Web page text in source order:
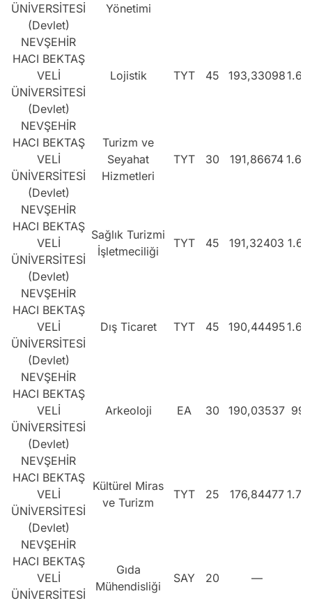
ÜNİVERSİTESİ
(Devlet)
Yönetimi
NEVŞEHİR
HACI BEKTAŞ
VELİ
ÜNİVERSİTESİ
(Devlet)
Lojistik TYT 45 193,33098
NEVŞEHİR
HACI BEKTAŞ
VELİ
ÜNİVERSİTESİ
(Devlet)
Turizm ve
Seyahat
Hizmetleri
TYT 30 191,86674
NEVŞEHİR
HACI BEKTAŞ
VELİ
ÜNİVERSİTESİ
(Devlet)
Sağlık Turizmi
İşletmeciliği
TYT 45 191,32403
NEVŞEHİR
HACI BEKTAŞ
VELİ
ÜNİVERSİTESİ
(Devlet)
Dış Ticaret TYT 45 190,44495
NEVŞEHİR
HACI BEKTAŞ
VELİ
ÜNİVERSİTESİ
(Devlet)
Arkeoloji EA 30 190,03537
NEVŞEHİR
HACI BEKTAŞ
VELİ
ÜNİVERSİTESİ
(Devlet)
Kültürel Miras
ve Turizm
TYT 25 176,84477
NEVŞEHİR
HACI BEKTAŞ
VELİ
ÜNİVERSİTESİ
Gıda
Mühendisliği
SAY 20 —